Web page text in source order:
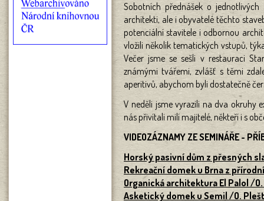
Sobotních přednášek o
architekti, ale i obyvatelé těchto
potenciální stavitele i odbornou
vložili několik tematických vstupů,
Večer jsme se sešli v restauraci
známými tvářemi, zvlášť s těmi
aperitivů, abychom byli dostatečně
V neděli jsme vyrazili na dva okruhy
nás přivítali milí majitelé, někteří i s
VIDEOZÁZNAMY ZE SEMINÁŘE -
Horský pasivní dům z přesných
Rekreační domek u Brna z
Organická architektura El Palol /
Asketický domek u Semil /O.